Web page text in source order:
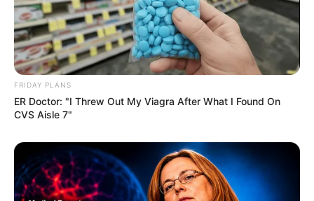
Fli ckr
FRIDAY PLANS
ER Doctor: "I Threw Out My Viagra After What I Found On
CVS Aisle 7"